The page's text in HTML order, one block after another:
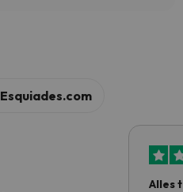
Esquiades.com
Alles